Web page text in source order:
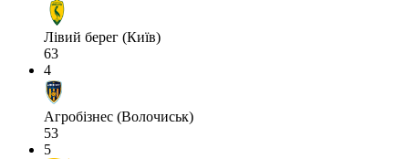
Лівий берег (Київ)
63
4
Агробізнес (Волочиськ)
53
5